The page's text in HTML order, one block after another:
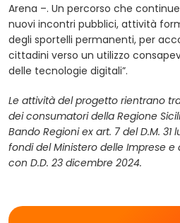
Arena –. Un percorso che
nuovi incontri pubblici, attività
degli sportelli permanenti, per
cittadini verso un utilizzo
delle tecnologie digitali”.
Le attività del progetto rientrano
dei consumatori della Regione
Bando Regioni ex art. 7 del D.M.
fondi del Ministero delle Imprese e
con D.D. 23 dicembre 2024.